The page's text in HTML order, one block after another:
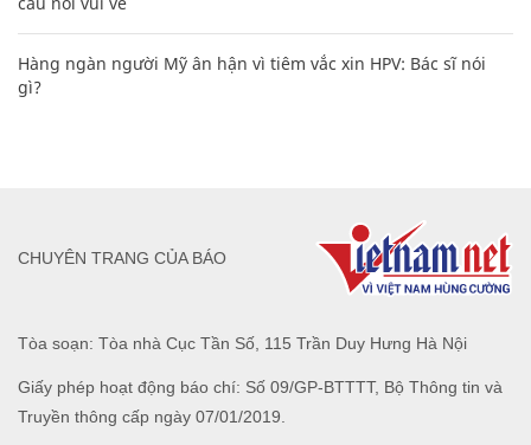
Hàng ngàn người Mỹ ân hận vì tiêm vắc xin HPV: Bác sĩ nói
gì?
Tòa soạn: Tòa nhà Cục Tần Số, 115 Trần Duy Hưng Hà Nội
Giấy phép hoạt động báo chí: Số 09/GP-BTTTT, Bộ Thông tin và
Truyền thông cấp ngày 07/01/2019.
CHUYÊN TRANG CỦA BÁO